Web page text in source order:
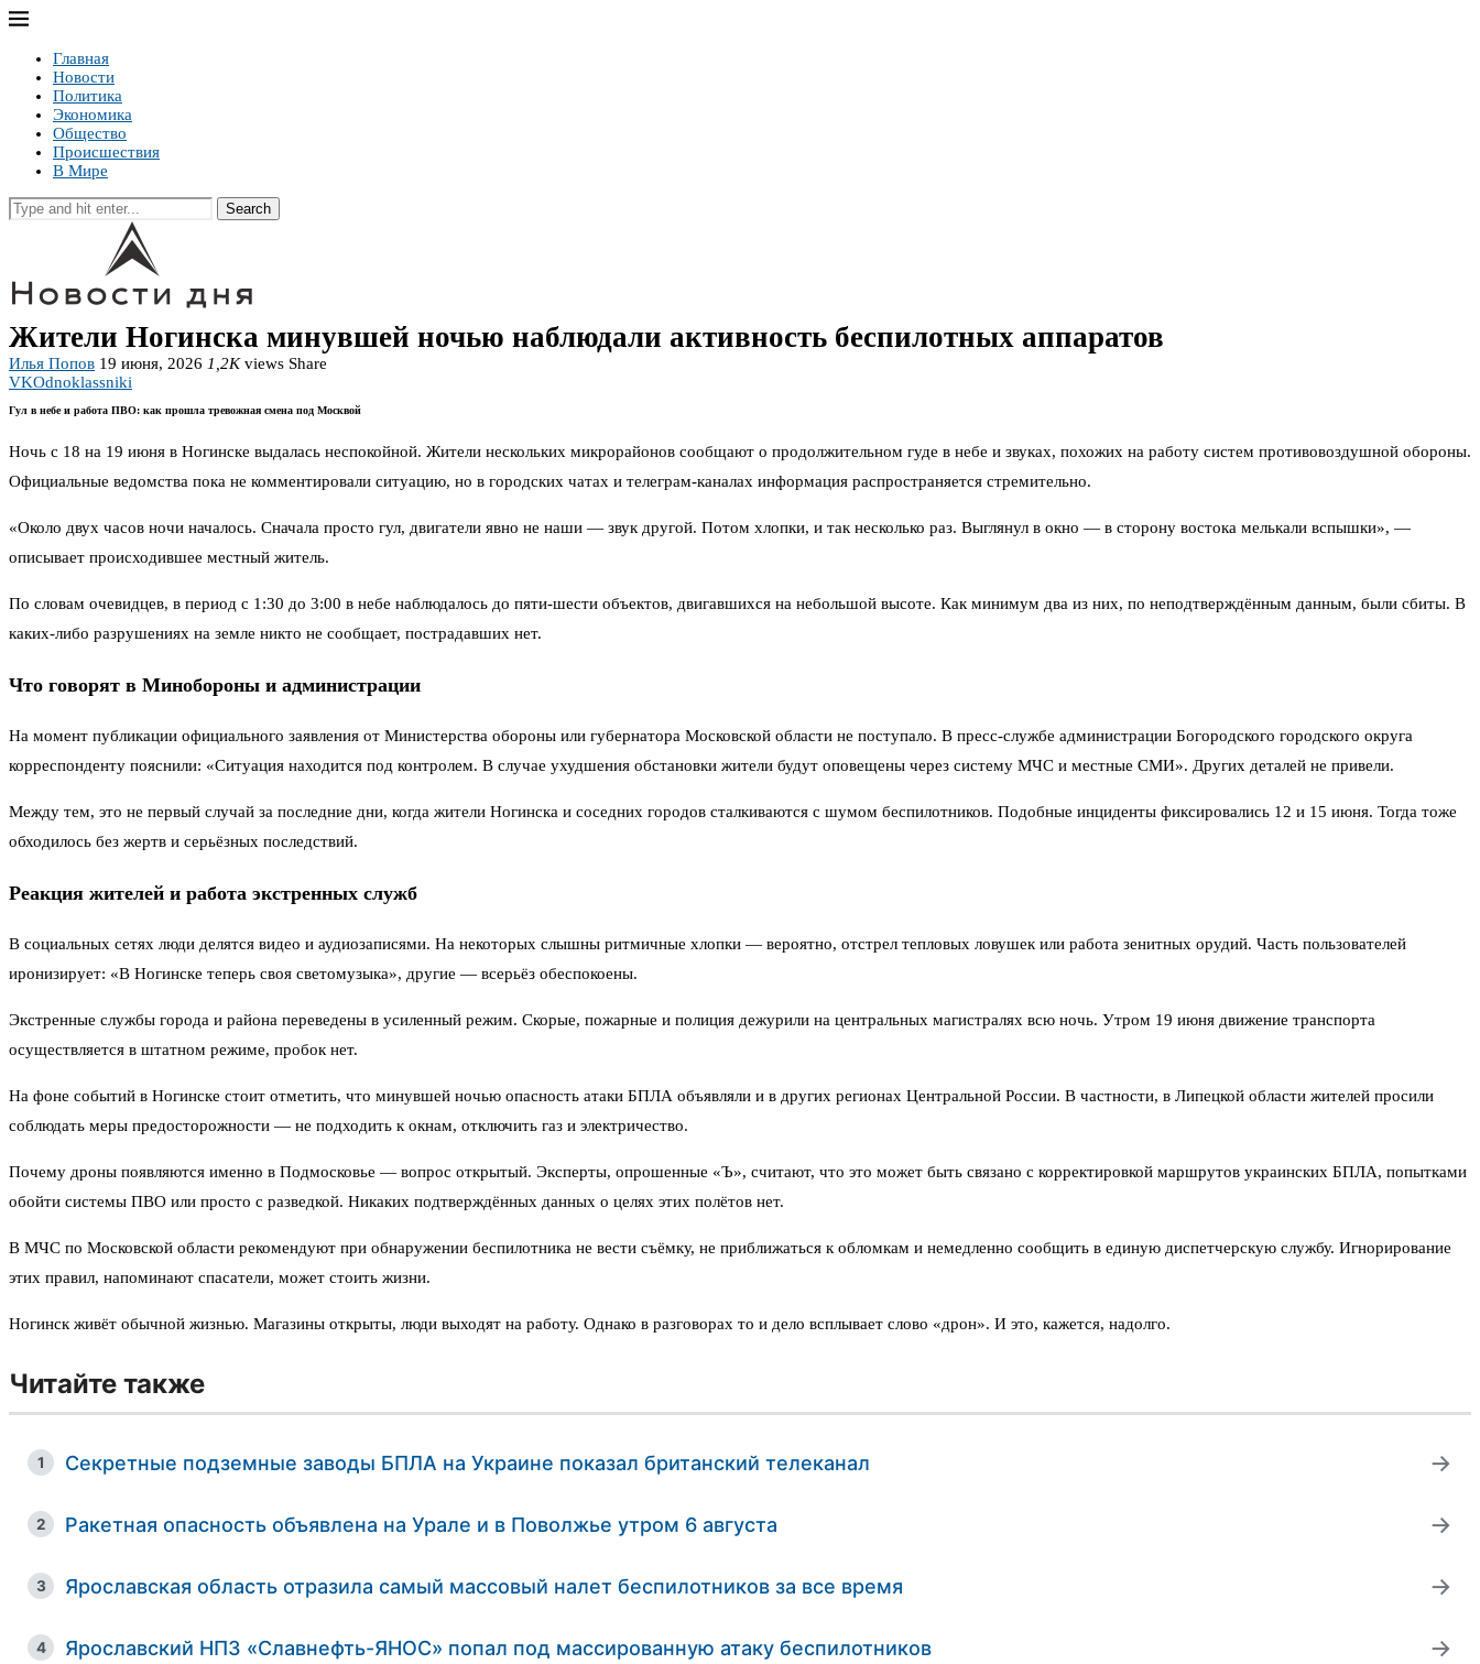
Главная
Новости
Политика
Экономика
Общество
Происшествия
В Мире
Search
Жители Ногинска минувшей ночью наблюдали активность беспилотных аппаратов
Илья Попов 19 июня, 2026 1,2Kviews Share
VKOdnoklassniki
Гул в небе и работа ПВО: как прошла тревожная смена под Москвой
Ночь с 18 на 19 июня в Ногинске выдалась неспокойной. Жители нескольких микрорайонов сообщают о продолжительном гуде в небе и звуках, похожих на работу систем противовоздушной обороны.
Официальные ведомства пока не комментировали ситуацию, но в городских чатах и телеграм-каналах информация распространяется стремительно.
«Около двух часов ночи началось. Сначала просто гул, двигатели явно не наши — звук другой. Потом хлопки, и так несколько раз. Выглянул в окно — в сторону востока мелькали вспышки», —
описывает происходившее местный житель.
По словам очевидцев, в период с 1:30 до 3:00 в небе наблюдалось до пяти-шести объектов, двигавшихся на небольшой высоте. Как минимум два из них, по неподтверждённым данным, были сбиты. В
каких-либо разрушениях на земле никто не сообщает, пострадавших нет.
Что говорят в Минобороны и администрации
На момент публикации официального заявления от Министерства обороны или губернатора Московской области не поступало. В пресс-службе администрации Богородского городского округа
корреспонденту пояснили: «Ситуация находится под контролем. В случае ухудшения обстановки жители будут оповещены через систему МЧС и местные СМИ». Других деталей не привели.
Между тем, это не первый случай за последние дни, когда жители Ногинска и соседних городов сталкиваются с шумом беспилотников. Подобные инциденты фиксировались 12 и 15 июня. Тогда тоже
обходилось без жертв и серьёзных последствий.
Реакция жителей и работа экстренных служб
В социальных сетях люди делятся видео и аудиозаписями. На некоторых слышны ритмичные хлопки — вероятно, отстрел тепловых ловушек или работа зенитных орудий. Часть пользователей
иронизирует: «В Ногинске теперь своя светомузыка», другие — всерьёз обеспокоены.
Экстренные службы города и района переведены в усиленный режим. Скорые, пожарные и полиция дежурили на центральных магистралях всю ночь. Утром 19 июня движение транспорта
осуществляется в штатном режиме, пробок нет.
На фоне событий в Ногинске стоит отметить, что минувшей ночью опасность атаки БПЛА объявляли и в других регионах Центральной России. В частности, в Липецкой области жителей просили
соблюдать меры предосторожности — не подходить к окнам, отключить газ и электричество.
Почему дроны появляются именно в Подмосковье — вопрос открытый. Эксперты, опрошенные «Ъ», считают, что это может быть связано с корректировкой маршрутов украинских БПЛА, попытками
обойти системы ПВО или просто с разведкой. Никаких подтверждённых данных о целях этих полётов нет.
В МЧС по Московской области рекомендуют при обнаружении беспилотника не вести съёмку, не приближаться к обломкам и немедленно сообщить в единую диспетчерскую службу. Игнорирование
этих правил, напоминают спасатели, может стоить жизни.
Ногинск живёт обычной жизнью. Магазины открыты, люди выходят на работу. Однако в разговорах то и дело всплывает слово «дрон». И это, кажется, надолго.
Читайте также
1 Секретные подземные заводы БПЛА на Украине показал британский телеканал →
2 Ракетная опасность объявлена на Урале и в Поволжье утром 6 августа →
3 Ярославская область отразила самый массовый налет беспилотников за все время →
4 Ярославский НПЗ «Славнефть-ЯНОС» попал под массированную атаку беспилотников →